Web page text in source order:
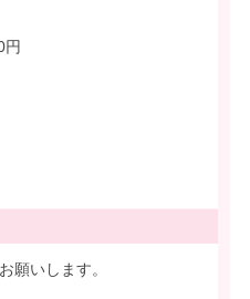
円
願いします。